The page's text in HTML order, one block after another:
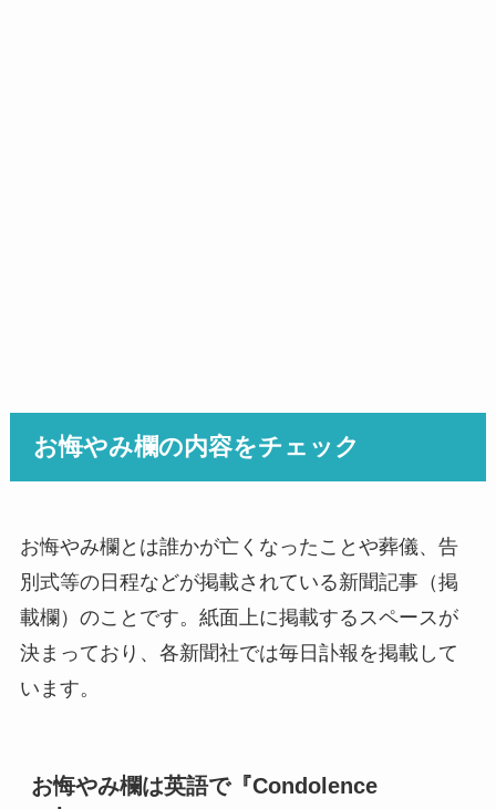
お悔やみ欄の内容をチェック
お悔やみ欄とは誰かが亡くなったことや葬儀、告
別式等の日程などが掲載されている新聞記事（掲
載欄）のことです。紙面上に掲載するスペースが
決まっており、各新聞社では毎日訃報を掲載して
います。
お悔やみ欄は英語で『Condolence